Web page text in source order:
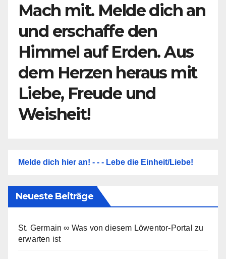
Mach mit. Melde dich an
und erschaffe den
Himmel auf Erden. Aus
dem Herzen heraus mit
Liebe, Freude und
Weisheit!
Melde dich hier an! - - - Lebe die Einheit/Liebe!
Neueste Beiträge
St. Germain ∞ Was von diesem Löwentor-Portal zu
erwarten ist